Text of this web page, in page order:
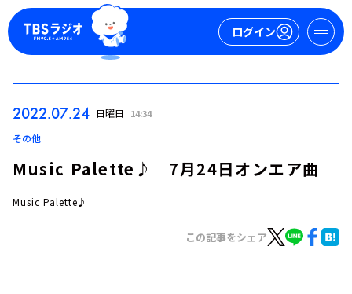
ログイン
2022.07.24 日曜日 14:34
その他
Music Palette♪ 7月24日オンエア曲
Music Palette♪
この記事をシェア